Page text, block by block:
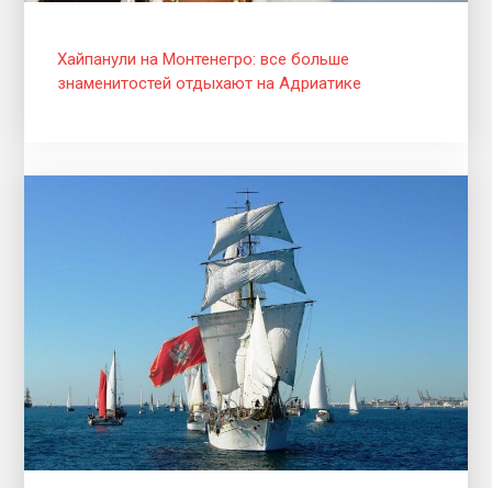
Хайпанули на Монтенегро: все больше
знаменитостей отдыхают на Адриатике